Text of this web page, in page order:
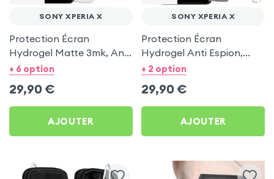
SONY XPERIA X
Protection Écran
Hydrogel Matte 3mk, Anti
Reflets pour Sony Xperia
+ 6 option
29,90 €
AJOUTER
SONY XPERIA X
Protection Écran
Hydrogel Anti Espion,
Moxie pour Sony Xperia X
+ 2 option
29,90 €
AJOUTER